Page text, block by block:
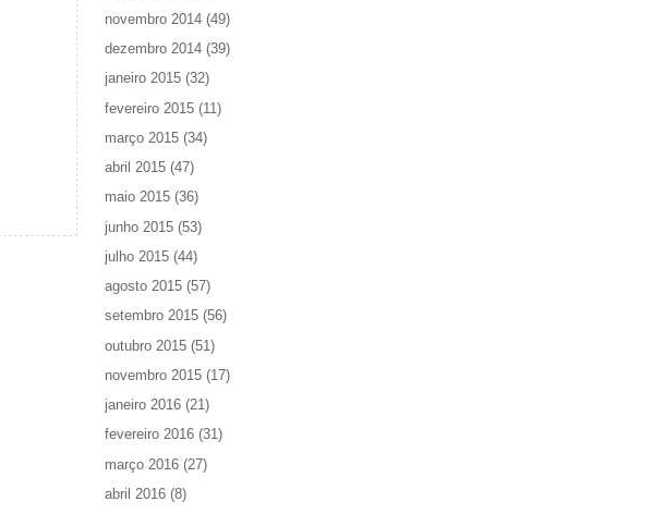
novembro 2014 (49)
dezembro 2014 (39)
janeiro 2015 (32)
fevereiro 2015 (11)
março 2015 (34)
abril 2015 (47)
maio 2015 (36)
junho 2015 (53)
julho 2015 (44)
agosto 2015 (57)
setembro 2015 (56)
outubro 2015 (51)
novembro 2015 (17)
janeiro 2016 (21)
fevereiro 2016 (31)
março 2016 (27)
abril 2016 (8)